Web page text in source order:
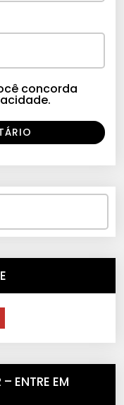
concorda
ENTRE EM